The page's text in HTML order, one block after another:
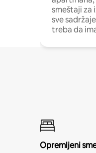
smeštaji za
sve
treba da
Opremljeni